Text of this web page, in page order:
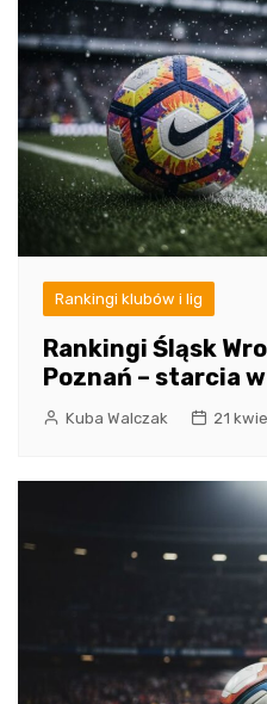
Rankingi klubów i lig
Rankingi Śląsk
Poznań – starcia
Kuba Walczak 21